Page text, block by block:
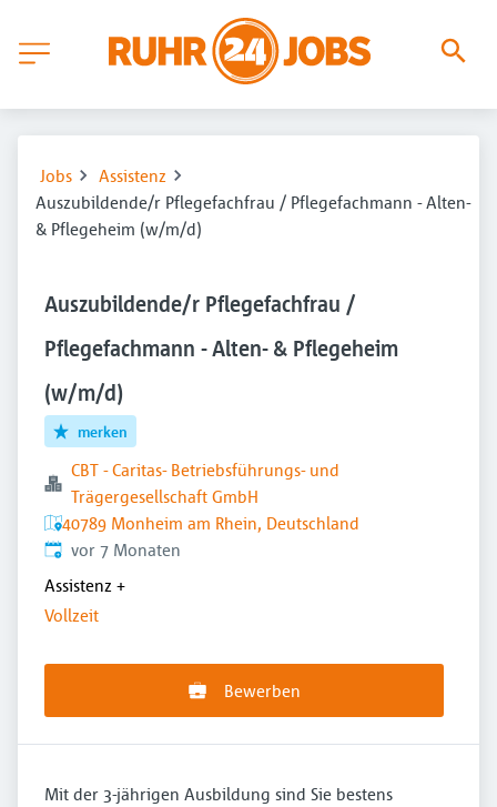
Jobs
Assistenz
Auszubildende/r Pflegefachfrau / Pflegefachmann - Alten-
& Pflegeheim (w/m/d)
Auszubildende/r Pflegefachfrau /
Pflegefachmann - Alten- & Pflegeheim
(w/m/d)
merken
CBT - Caritas- Betriebsführungs- und
Trägergesellschaft GmbH
40789 Monheim am Rhein, Deutschland
Veröffentlicht:
vor 7 Monaten
Assistenz +
Vollzeit
Bewerben
Mit der 3-jährigen Ausbildung sind Sie bestens